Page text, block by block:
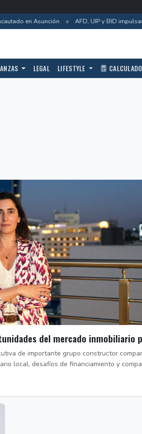
en Asunción • AFD, UIP y BID impulsan
LEGAL LIFESTYLE
del mercado inmobiliario
de importante grupo constructor
local, desafíos de financiamiento y